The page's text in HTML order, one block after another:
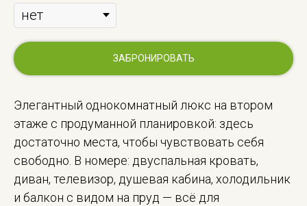
ЗАБРОНИРОВАТЬ
Элегантный однокомнатный люкс на втором
этаже с продуманной планировкой: здесь
достаточно места, чтобы чувствовать себя
свободно. В номере: двуспальная кровать,
диван, телевизор, душевая кабина, холодильник
и балкон с видом на пруд — всё для